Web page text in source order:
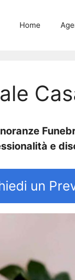
Home
e
un